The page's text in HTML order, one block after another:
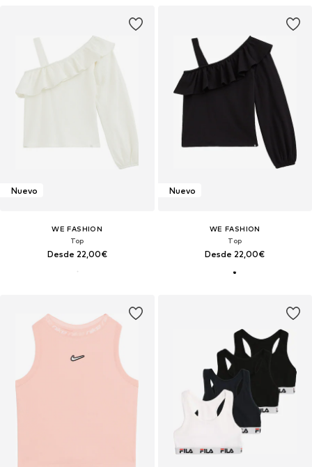
Nuevo
WE FASHION
Top
Desde 22,00€
Nuevo
WE FASHION
Top
Desde 22,00€